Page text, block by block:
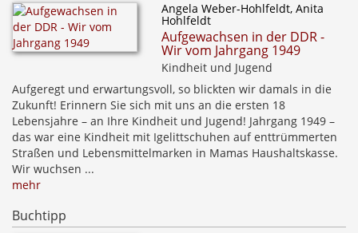
Angela Weber-Hohlfeldt, Anita
Hohlfeldt
Aufgewachsen in der DDR -
Wir vom Jahrgang 1949
Kindheit und Jugend
Aufgeregt und erwartungsvoll, so blickten wir damals in die
Zukunft! Erinnern Sie sich mit uns an die ersten 18
Lebensjahre – an Ihre Kindheit und Jugend! Jahrgang 1949 –
das war eine Kindheit mit Igelittschuhen auf enttrümmerten
Straßen und Lebensmittelmarken in Mamas Haushaltskasse.
Wir wuchsen ...
mehr
Buchtipp